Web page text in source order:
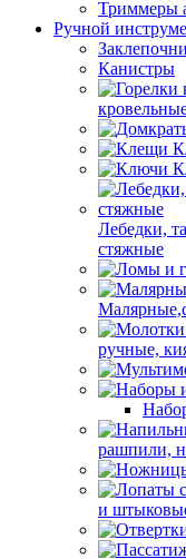
Триммеры
Ручной
Канистры
Лебедки,
стяжные
ручные,
рашпили,
и